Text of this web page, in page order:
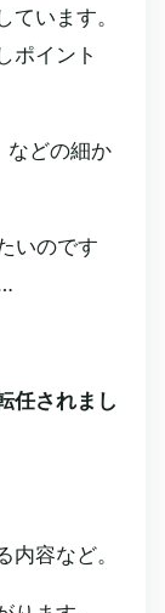
います。
ポイント
などの細か
いのです
任されまし
容など。